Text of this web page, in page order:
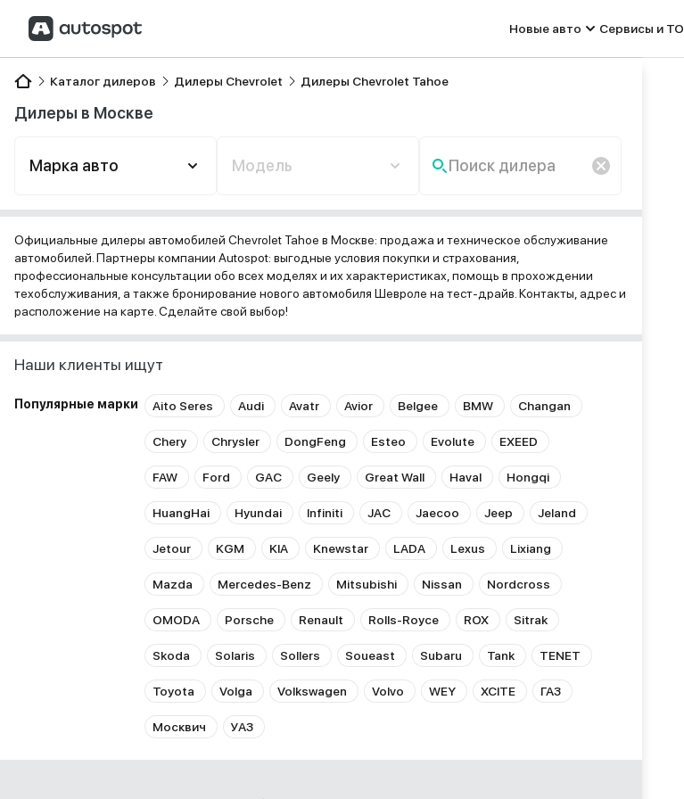
Новые авто Сервисы и ТО
Каталог дилеров Дилеры Chevrolet Дилеры Chevrolet Tahoe
Дилеры в Москве
Марка авто Модель Поиск дилера
По запросу «» ничего не
Официальные дилеры автомобилей Chevrolet Tahoe в Москве: продажа и техническое обслуживание
автомобилей. Партнеры компании Autospot: выгодные условия покупки и страхования,
профессиональные консультации обо всех моделях и их характеристиках, помощь в прохождении
техобслуживания, а также бронирование нового автомобиля Шевроле на тест-драйв. Контакты, адрес и
расположение на карте. Сделайте свой выбор!
Наши клиенты ищут
Популярные марки Aito Seres Audi Avatr Avior Belgee BMW Changan
Chery Chrysler DongFeng Esteo Evolute EXEED
FAW Ford GAC Geely Great Wall Haval Hongqi
HuangHai Hyundai Infiniti JAC Jaecoo Jeep Jeland
Jetour KGM KIA Knewstar LADA Lexus Lixiang
Mazda Mercedes-Benz Mitsubishi Nissan Nordcross
OMODA Porsche Renault Rolls-Royce ROX Sitrak
Skoda Solaris Sollers Soueast Subaru Tank TENET
Toyota Volga Volkswagen Volvo WEY XCITE ГАЗ
Москвич УАЗ